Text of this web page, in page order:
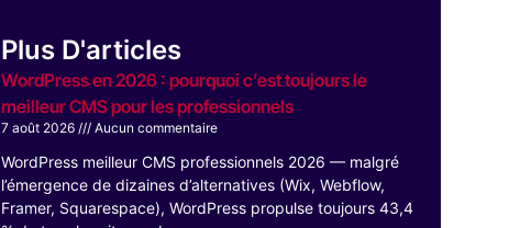
Plus D'articles
WordPress en 2026 : pourquoi c’est toujours le
meilleur CMS pour les professionnels
7 août 2026 Aucun commentaire
WordPress meilleur CMS professionnels 2026 — malgré
l’émergence de dizaines d’alternatives (Wix, Webflow,
Framer, Squarespace), WordPress propulse toujours 43,4